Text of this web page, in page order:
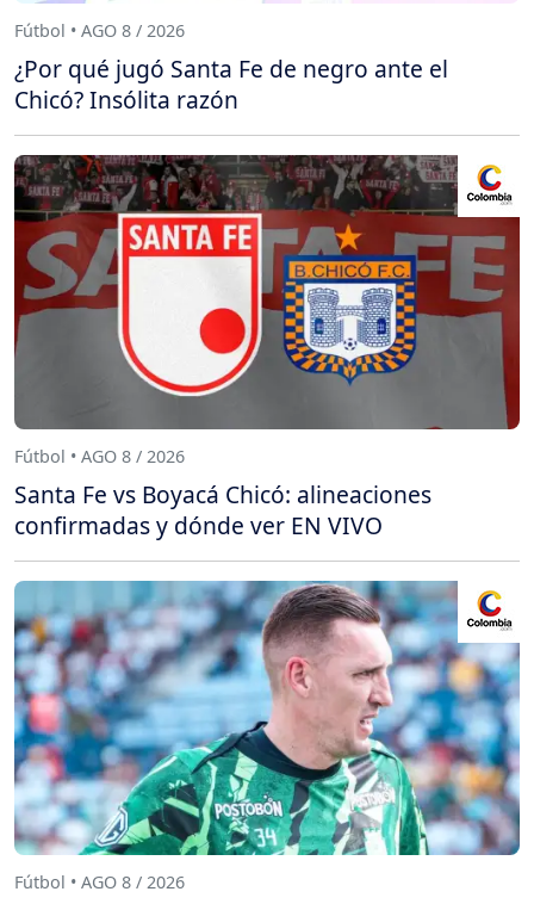
Fútbol • AGO 8 / 2026
¿Por qué jugó Santa Fe de negro ante el
Chicó? Insólita razón
Fútbol • AGO 8 / 2026
Santa Fe vs Boyacá Chicó: alineaciones
confirmadas y dónde ver EN VIVO
Fútbol • AGO 8 / 2026